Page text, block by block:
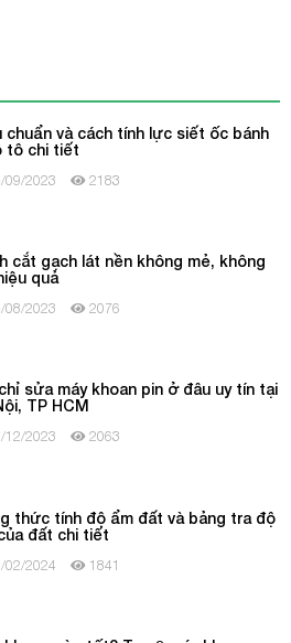
chuẩn và cách tính lực siết ốc bánh
tô chi tiết
2023 2183
cắt gạch lát nền không mẻ, không
quả
2023 2076
sửa máy khoan pin ở đâu uy tín tại
TP HCM
2023 2063
thức tính độ ẩm đất và bảng tra độ
đất chi tiết
2024 1841